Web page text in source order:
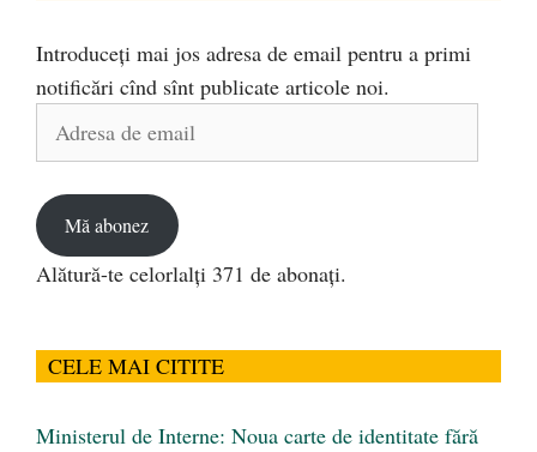
Introduceți mai jos adresa de email pentru a primi
notificări cînd sînt publicate articole noi.
Adresa
Mă abonez
Alătură-te celorlalți 371 de abonați.
CELE MAI CITITE
Ministerul de Interne: Noua carte de identitate fără